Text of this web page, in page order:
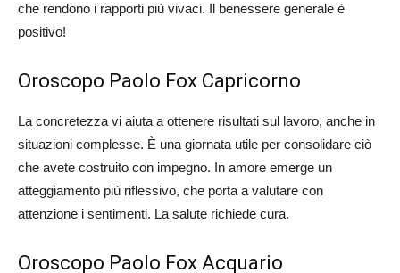
che rendono i rapporti più vivaci. Il benessere generale è
positivo!
Oroscopo Paolo Fox Capricorno
La concretezza vi aiuta a ottenere risultati sul lavoro, anche in
situazioni complesse. È una giornata utile per consolidare ciò
che avete costruito con impegno. In amore emerge un
atteggiamento più riflessivo, che porta a valutare con
attenzione i sentimenti. La salute richiede cura.
Oroscopo Paolo Fox Acquario